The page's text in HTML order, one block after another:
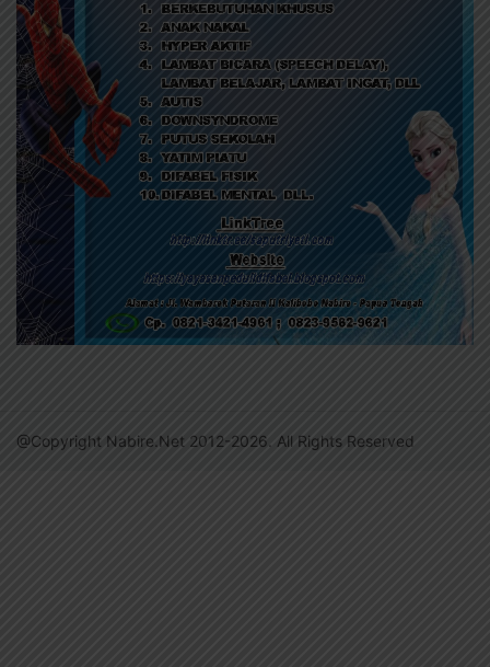
@Copyright Nabire.Net 2012-2026. All Rights Reserved